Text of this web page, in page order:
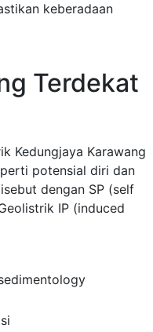
keberadaan
Terdekat
Kedungjaya Karawang
potensial diri dan
dengan SP (self
IP (induced